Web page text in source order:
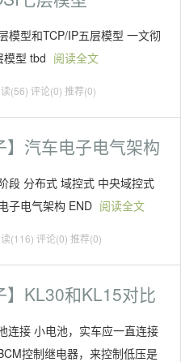
模型和TCP/IP五层模型 一文彻
模型 tbd 阅读全文
(56) 评论(0) 推荐(0)
】汽车电子电气架构
段 分布式 域控式 中央域控式
子电气架构 END 阅读全文
(116) 评论(0) 推荐(0)
】KL30和KL15对比
连接 小电池，实车应一直连接
控制继电器，来控制低压是